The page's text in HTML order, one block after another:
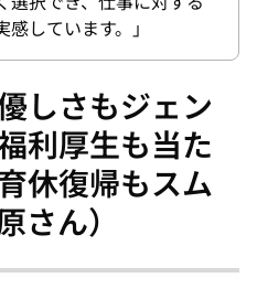
しています。」
しさもジェン
利厚生も当た
休復帰もスム
さん）